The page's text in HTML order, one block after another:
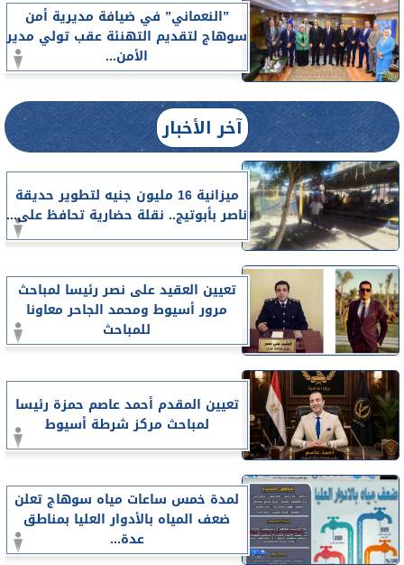
”النعماني” في ضيافة مديرية أمن
سوهاج لتقديم التهنئة عقب تولي مدير
الأمن...
آخر الأخبار
ميزانية 16 مليون جنيه لتطوير حديقة
ناصر بأبوتيج.. نقلة حضارية تحافظ على...
تعيين العقيد على نصر رئيسا لمباحث
مرور أسيوط ومحمد الجاحر معاونا
للمباحث
تعيين المقدم أحمد عاصم حمزة رئيسا
لمباحث مركز شرطة أسيوط
لمدة خمس ساعات مياه سوهاج تعلن
ضعف المياه بالأدوار العليا بمناطق
عدة...